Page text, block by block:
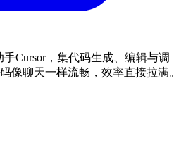
Cursor，集代码生成、编辑与调
像聊天一样流畅，效率直接拉满。